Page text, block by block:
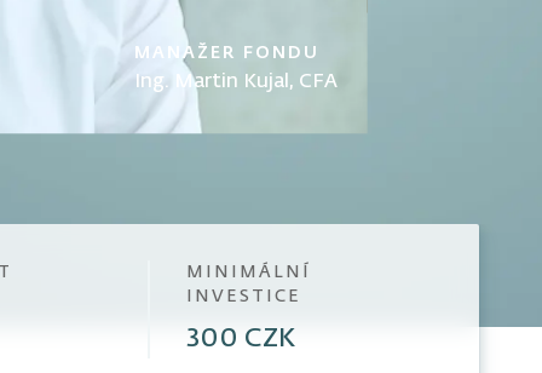
MANAŽER FONDU
Ing. Martin Kujal, CFA
MINIMÁLNÍ
INVESTICE
300 CZK